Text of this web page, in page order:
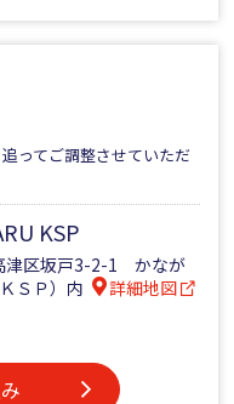
ってご調整させていただ
KSP
区坂戸3-2-1 かなが
ＳＰ）内
詳細地図